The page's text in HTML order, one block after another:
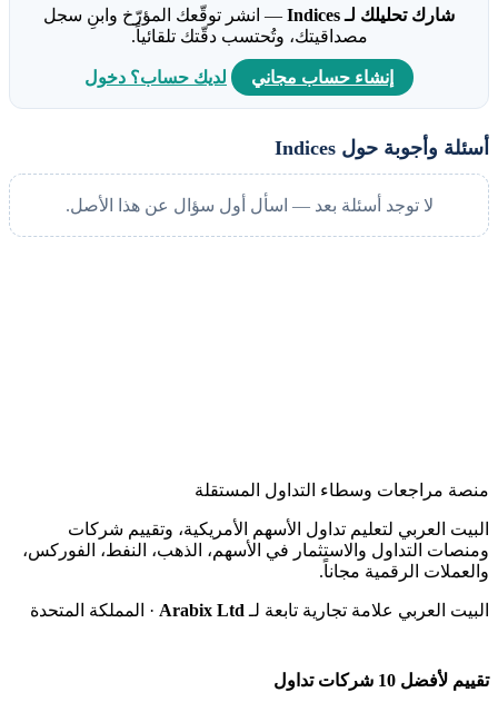
شارك تحليلك لـ Indices
— انشر توقّعك المؤرّخ وابنِ سجل
مصداقيتك، وتُحتسب دقّتك تلقائياً.
إنشاء حساب مجاني لديك حساب؟ دخول
أسئلة وأجوبة حول Indices
لا توجد أسئلة بعد — اسأل أول سؤال عن هذا الأصل.
منصة مراجعات وسطاء التداول المستقلة
البيت العربي لتعليم تداول الأسهم الأمريكية، وتقييم شركات
ومنصات التداول والاستثمار في الأسهم، الذهب، النفط، الفوركس،
والعملات الرقمية مجاناً.
البيت العربي علامة تجارية تابعة لـ Arabix Ltd · المملكة المتحدة
تقييم لأفضل 10 شركات تداول